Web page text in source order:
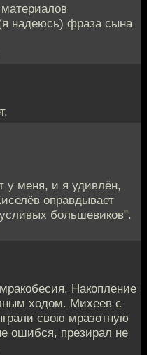
надеюсь) фраза сына
у меня, и я удивлён,
оправдывает
большевиков".
Накопление
ходом. Михеев с
свою мразотную
ошибся, презирал не